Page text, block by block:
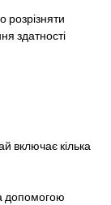
здатності
включає кілька
допомогою